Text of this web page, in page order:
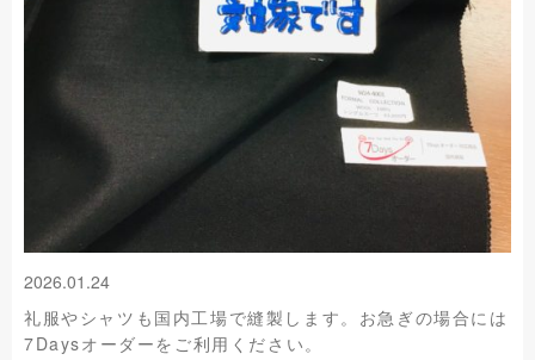
2026.01.24
礼服やシャツも国内工場で縫製します。お急ぎの場合には
7Daysオーダーをご利用ください。